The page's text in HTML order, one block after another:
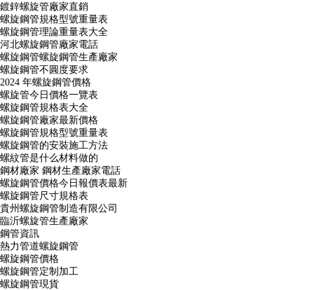
鍍鋅螺旋管廠家直銷
螺旋鋼管規格型號重量表
螺旋鋼管理論重量表大全
河北螺旋鋼管廠家電話
螺旋鋼管螺旋鋼管生產廠家
螺旋鋼管不圓度要求
2024 年螺旋鋼管價格
螺旋管今日價格一覽表
螺旋鋼管規格表大全
螺旋鋼管廠家最新價格
螺旋鋼管規格型號重量表
螺旋鋼管的安裝施工方法
螺紋管是什么材料做的
鋼材廠家 鋼材生產廠家電話
螺旋鋼管價格今日報價表最新
螺旋鋼管尺寸規格表
貴州螺旋鋼管制造有限公司
臨沂螺旋管生產廠家
鋼管資訊
熱力管道螺旋鋼管
螺旋鋼管價格
螺旋鋼管定制加工
螺旋鋼管現貨